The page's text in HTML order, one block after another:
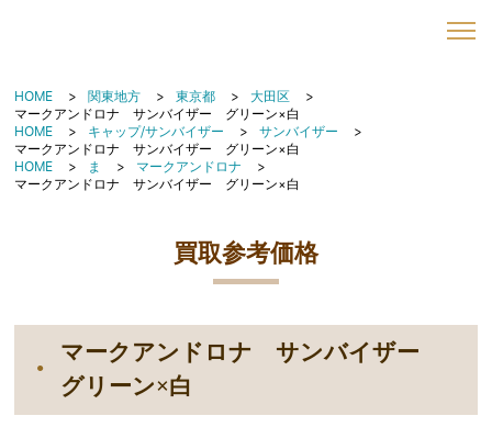
HOME 関東地方 東京都
大田区
マークアンドロナ サンバイザー グリーン×白
HOME
キャップ/サンバイザー
サンバイザー
マークアンドロナ サンバイザー グリーン×白
HOME
ま
マークアンドロナ
マークアンドロナ サンバイザー グリーン×白
買取参考価格
マークアンドロナ サンバイザー
グリーン×白